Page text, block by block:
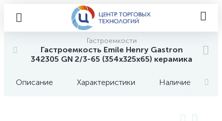
Гастроемкости
Гастроемкость Emile Henry Gastron
342305 GN 2/3-65 (354х325х65) керамика
Описание Характеристики Наличие